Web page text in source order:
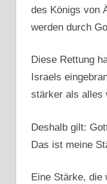
des Königs von
werden durch
Diese Rettung
Israels
stärker als alles
Deshalb gilt:
Das ist meine
Eine Stärke, die